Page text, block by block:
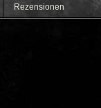
Rezensionen